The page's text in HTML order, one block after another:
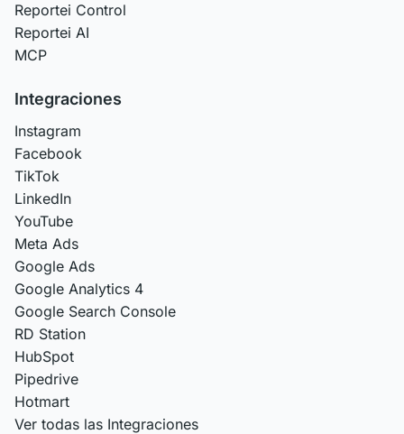
Reportei Control
Reportei AI
MCP
Integraciones
Instagram
Facebook
TikTok
LinkedIn
YouTube
Meta Ads
Google Ads
Google Analytics 4
Google Search Console
RD Station
HubSpot
Pipedrive
Hotmart
Ver todas las Integraciones